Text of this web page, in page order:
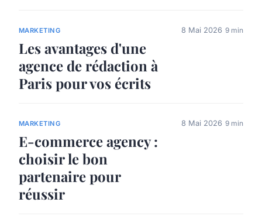
MARKETING
Les avantages d'une
agence de rédaction à
Paris pour vos écrits
8 Mai 2026 9 min
MARKETING
E-commerce agency :
choisir le bon
partenaire pour
réussir
8 Mai 2026 9 min